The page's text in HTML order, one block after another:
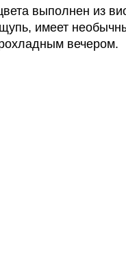
выполнен из
имеет
вечером.